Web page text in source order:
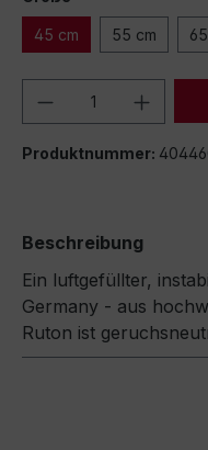
45 cm 55 cm
Produkt
Produktnummer:
Beschreibung
Ein luftgefüllter,
Germany - aus
Ruton ist